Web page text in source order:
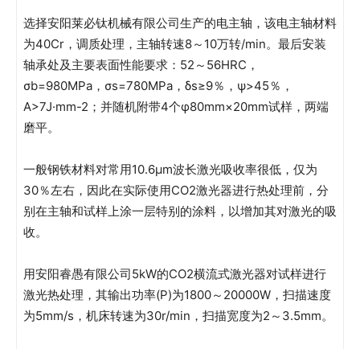
选择安阳莱必钛机械有限公司生产的电主轴，该电主轴材料
为40Cr，调质处理，主轴转速8～10万转/min。最后安装
轴承处及主要表面性能要求：52～56HRC，
σb=980MPa，σs=780MPa，δs≥9％，ψ>45％，
A>7J·mm-2；并随机附带4个φ80mm×20mm试样，两端
磨平。
一般钢铁材料对常用10.6μm波长激光吸收率很低，仅为
30％左右，因此在实际使用CO2激光器进行热处理前，分
别在主轴和试样上涂一层特别的涂料，以增加其对激光的吸
收。
用安阳睿愚有限公司5kW的CO2横流式激光器对试样进行
激光热处理，其输出功率(P)为1800～20000W，扫描速度
为5mm/s，机床转速为30r/min，扫描宽度为2～3.5mm。